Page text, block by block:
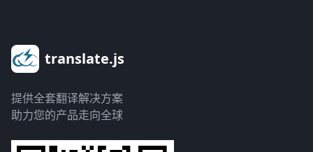
translate.js
提供全套翻译解决方案
助力您的产品走向全球